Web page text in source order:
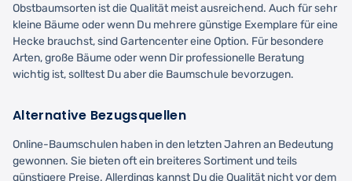
Obstbaumsorten ist die Qualität meist ausreichend. Auch für sehr
kleine Bäume oder wenn Du mehrere günstige Exemplare für eine
Hecke brauchst, sind Gartencenter eine Option. Für besondere
Arten, große Bäume oder wenn Dir professionelle Beratung
wichtig ist, solltest Du aber die Baumschule bevorzugen.
Alternative Bezugsquellen
Online-Baumschulen haben in den letzten Jahren an Bedeutung
gewonnen. Sie bieten oft ein breiteres Sortiment und teils
günstigere Preise. Allerdings kannst Du die Qualität nicht vor dem